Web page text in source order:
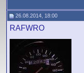
26.08.2014, 18:00
RAFWRO